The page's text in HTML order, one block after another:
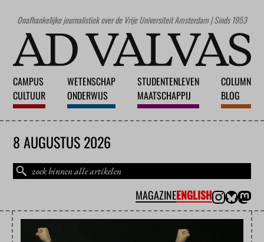
Onafhankelijke journalistiek over de Vrije Universiteit Amsterdam | Sinds 1953
CAMPUS
CULTUUR
WETENSCHAP
ONDERWIJS
STUDENTENLEVEN
MAATSCHAPPIJ
COLUMN
BLOG
8 AUGUSTUS 2026
MAGAZINEENGLISH